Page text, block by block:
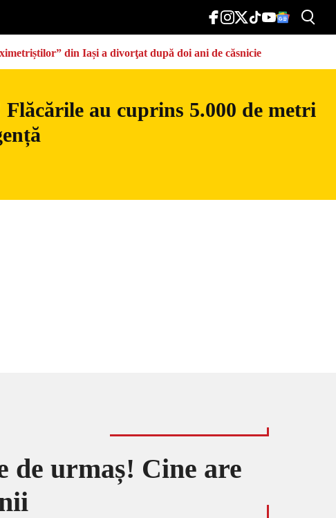
din Iași a divorţat după doi ani de căsnicie
au cuprins 5.000 de metri
de urmaș! Cine are